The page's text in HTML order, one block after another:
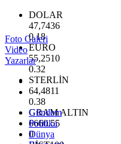
DOLAR
47,7436
0.18
EURO
55,2510
0.32
STERLİN
64,4811
0.38
GRAM ALTIN
6660.55
0
Foto Galeri
Video
Yazarlar
Gündem
Politika
Dünya